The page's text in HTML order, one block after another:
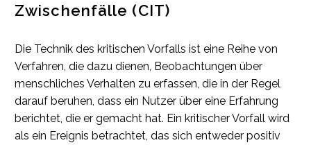
Zwischenfälle (CIT)
Die Technik des kritischen Vorfalls ist eine Reihe von
Verfahren, die dazu dienen, Beobachtungen über
menschliches Verhalten zu erfassen, die in der Regel
darauf beruhen, dass ein Nutzer über eine Erfahrung
berichtet, die er gemacht hat. Ein kritischer Vorfall wird
als ein Ereignis betrachtet, das sich entweder positiv